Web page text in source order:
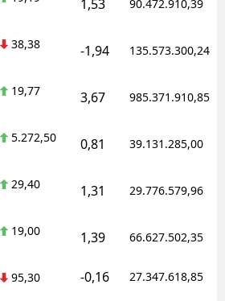
1,53 90.472.910,39
38,38 -1,94 135.573.300,24
19,77 3,67 985.371.910,85
5.272,50 0,81 39.131.285,00
29,40 1,31 29.776.579,96
19,00 1,39 66.627.502,35
95,30 -0,16 27.347.618,85